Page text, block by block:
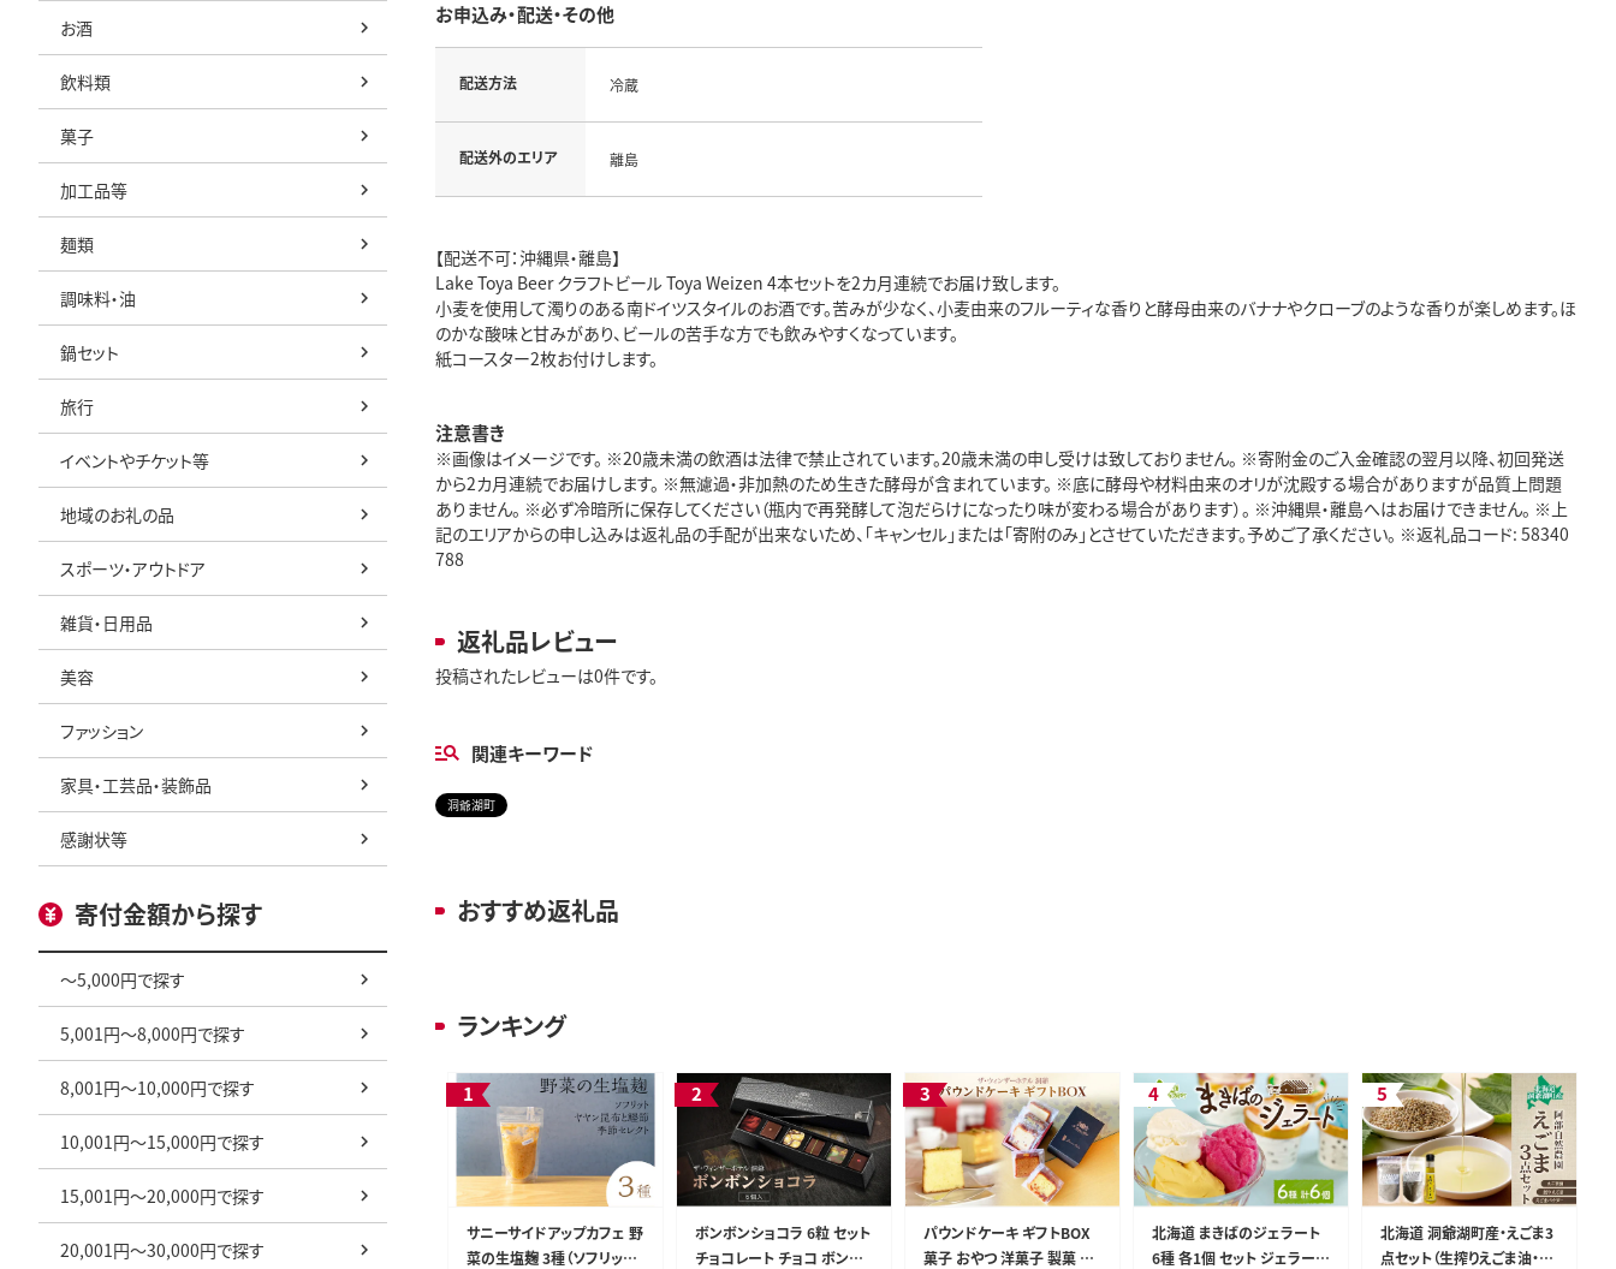
お酒
飲料類
菓子
加工品等
麺類
調味料・油
鍋セット
旅行
イベントやチケット等
地域のお礼の品
スポーツ・アウトドア
雑貨・日用品
美容
ファッション
家具・工芸品・装飾品
感謝状等
寄付金額から探す
～5,000円で探す
5,001円～8,000円で探す
8,001円～10,000円で探す
10,001円～15,000円で探す
15,001円～20,000円で探す
20,001円～30,000円で探す
お申込み・配送・その他
配送方法 冷蔵
配送外のエリア 離島
【配送不可：沖縄県・離島】
Lake Toya Beer クラフトビール Toya Weizen 4本セットを2カ月連続でお届け致します。
小麦を使用して濁りのある南ドイツスタイルのお酒です。苦みが少なく、小麦由来のフルーティな香りと酵母由来のバナナやクローブのような香りが楽しめます。ほ
のかな酸味と甘みがあり、ビールの苦手な方でも飲みやすくなっています。
紙コースター2枚お付けします。
注意書き
※画像はイメージです。 ※20歳未満の飲酒は法律で禁止されています。20歳未満の申し受けは致しておりません。 ※寄附金のご入金確認の翌月以降、初回発送
から2カ月連続でお届けします。 ※無濾過・非加熱のため生きた酵母が含まれています。 ※底に酵母や材料由来のオリが沈殿する場合がありますが品質上問題
ありません。 ※必ず冷暗所に保存してください（瓶内で再発酵して泡だらけになったり味が変わる場合があります）。 ※沖縄県・離島へはお届けできません。 ※上
記のエリアからの申し込みは返礼品の手配が出来ないため、「キャンセル」または「寄附のみ」とさせていただきます。予めご了承ください。 ※返礼品コード: 58340
788
返礼品レビュー
投稿されたレビューは0件です。
関連キーワード
洞爺湖町
おすすめ返礼品
ランキング
サニーサイドアップカフェ 野
菜の生塩麹 3種（ソフリット
ボンボンショコラ 6粒 セット
チョコレート チョコ ボンボ
パウンドケーキ ギフトBOX
菓子 おやつ 洋菓子 製菓 ケ
北海道 まきばのジェラート
6種 各1個 セット ジェラート
北海道 洞爺湖町産・えごま3
点セット（生搾りえごま油・エ